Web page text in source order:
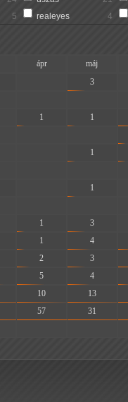
5 realeyes 4
ápr máj
3
1 1
1
1
1 3
1 4
2 3
5 4
10 13
57 31